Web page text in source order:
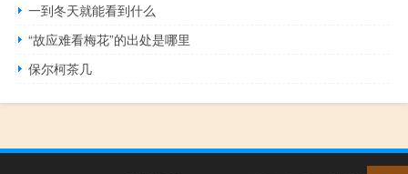
一到冬天就能看到什么
“故应难看梅花”的出处是哪里
保尔柯茶几